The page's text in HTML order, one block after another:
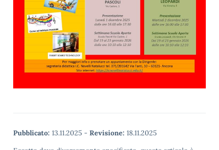
Pubblicato: 13.11.2025 - Revisione: 18.11.2025